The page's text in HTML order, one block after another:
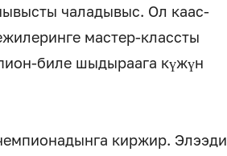
чаладывыс. Ол каас-
мастер-классты
биле шыдыраага күжүн
киржир. Элээди